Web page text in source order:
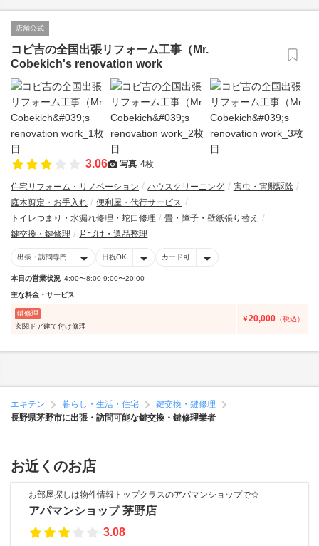
店舗公式
コビ吉の全国出張リフォーム工事（Mr.
Cobekich's renovation work
3.06 写真 4枚
住宅リフォーム・リノベーション ハウスクリーニング
害虫・害獣駆除
庭木剪定・お手入れ
便利屋・代行サービス
トイレつまり・水漏れ修理・蛇口修理
畳・障子・壁紙張り替え
鍵交換・鍵修理
片づけ・遺品整理
出張・訪問専門 日祝OK カード可
本日の営業状況 4:00〜8:00 9:00〜20:00
主な料金・サービス
鍵修理
玄関ドア建て付け修理
￥20,000 （税込）
エキテン 暮らし・生活・住宅
鍵交換・鍵修理
長野県茅野市に出張・訪問可能な鍵交換・鍵修理業者
お近くのお店
お部屋探しは物件情報トップクラスのアパマンショップで☆
アパマンショップ 茅野店
3.08